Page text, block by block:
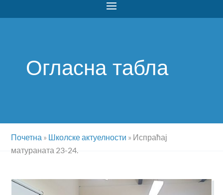
Огласна табла
Почетна » Школске актуелности » Испраћај
матураната 23-24.